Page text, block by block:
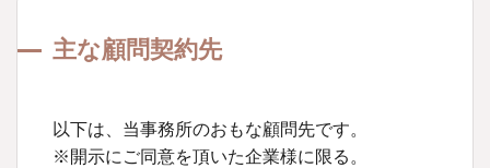
主な顧問契約先
以下は、当事務所のおもな顧問先です。
※開示にご同意を頂いた企業様に限る。